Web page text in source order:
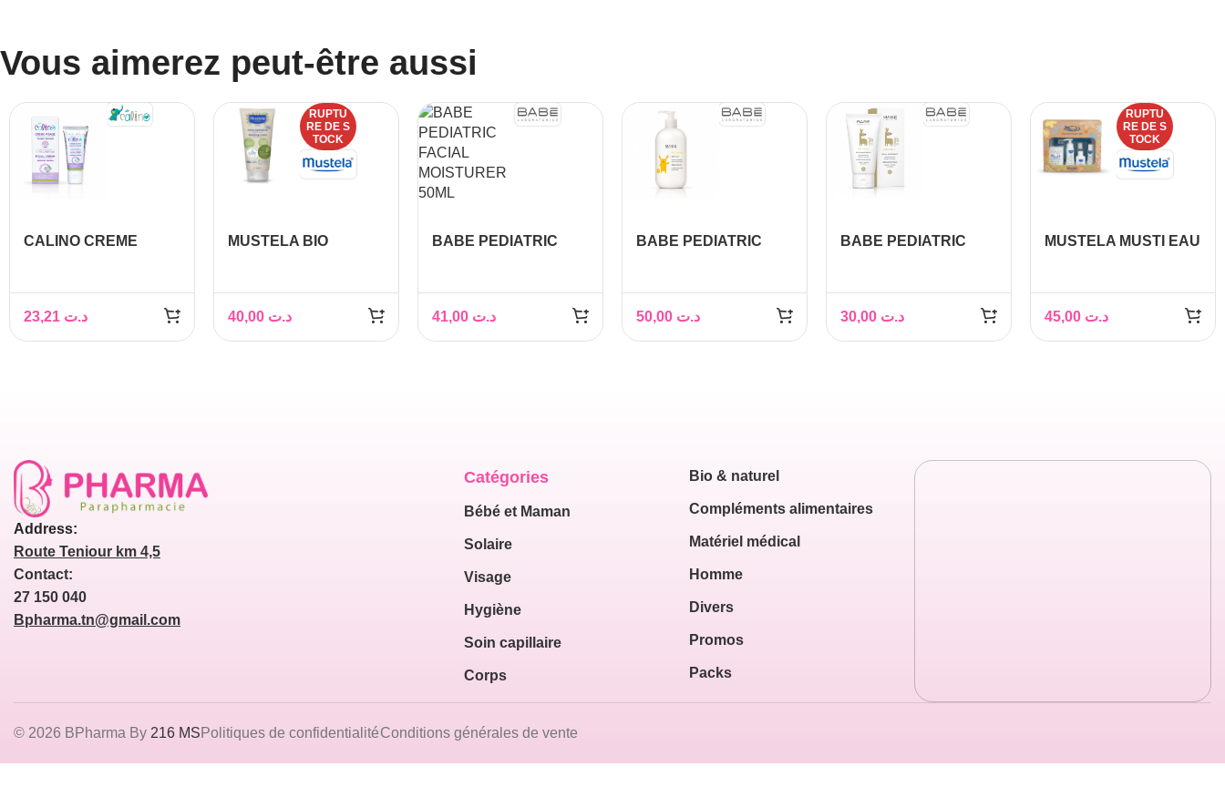
Vous aimerez peut-être aussi
CALINO CREME
د.ت
RUPTU
RE DE S
TOCK
MUSTELA BIO
150MLد.ت
BABE PEDIATRIC
د.ت
BABE PEDIATRIC
د.ت
BABE PEDIATRIC
د.ت
RUPTU
RE DE S
TOCK
MUSTELA MUSTI EAU
د.ت
Address:
Route Teniour km 4,5
Contact:
27 150 040
Bpharma.tn@gmail.com
Catégories
Bébé et Maman
Solaire
Visage
Hygiène
Soin capillaire
Corps
Bio & naturel
Compléments alimentaires
Matériel médical
Homme
Divers
Promos
Packs
© 2026 BPharma By 216 MSPolitiques de confidentialitéConditions générales de vente